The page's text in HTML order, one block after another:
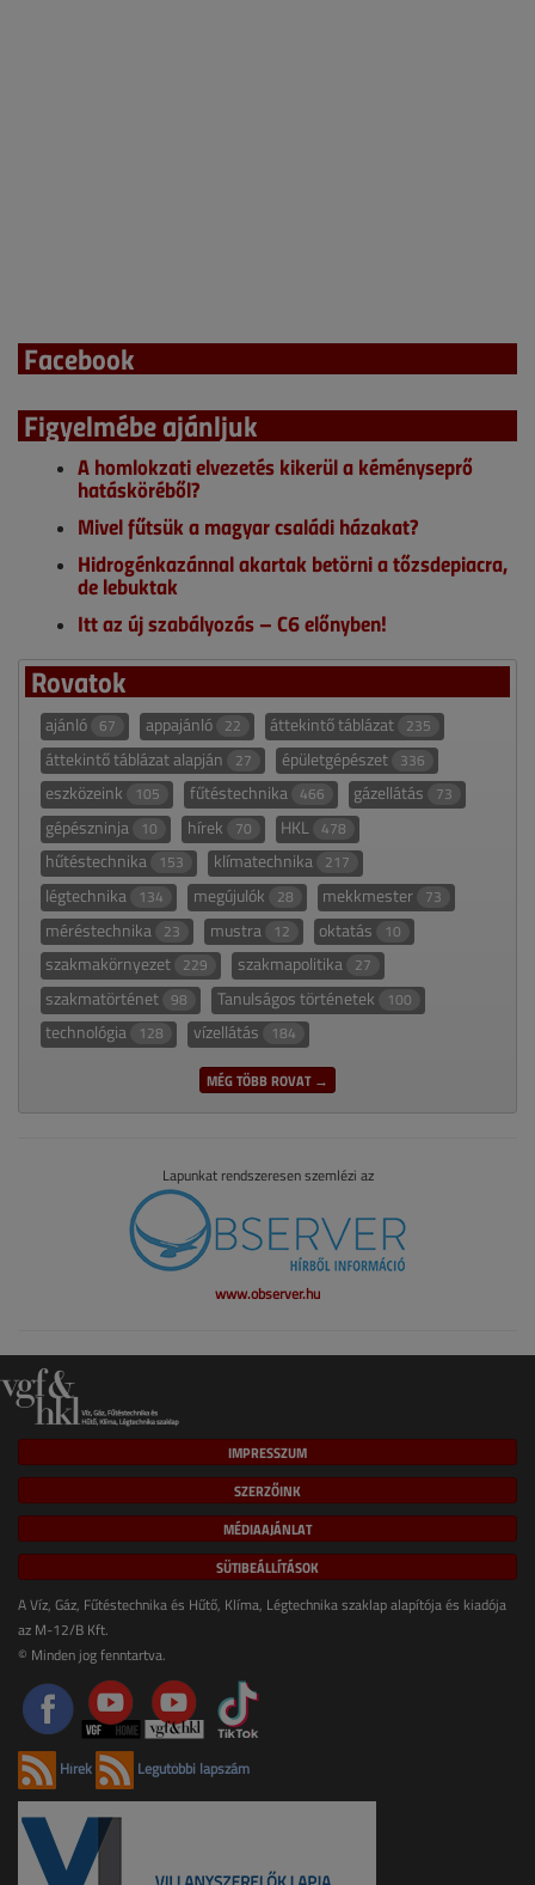
Facebook
Figyelmébe ajánljuk
A homlokzati elvezetés kikerül a kéményseprő
hatásköréből?
Mivel fűtsük a magyar családi házakat?
Hidrogénkazánnal akartak betörni a tőzsdepiacra,
de lebuktak
Itt az új szabályozás – C6 előnyben!
Rovatok
ajánló 67 appajánló 22 áttekintő táblázat 235
áttekintő táblázat alapján 27 épületgépészet 336
eszközeink 105 fűtéstechnika 466 gázellátás 73
gépészninja 10 hírek 70 HKL 478
hűtéstechnika 153 klímatechnika 217
légtechnika 134 megújulók 28 mekkmester 73
méréstechnika 23 mustra 12 oktatás 10
szakmakörnyezet 229 szakmapolitika 27
szakmatörténet 98 Tanulságos történetek 100
technológia 128 vízellátás 184
MÉG TÖBB ROVAT →
Lapunkat rendszeresen szemlézi az
www.observer.hu
IMPRESSZUM
SZERZŐINK
MÉDIAAJÁNLAT
SÜTIBEÁLLÍTÁSOK
A Víz, Gáz, Fűtéstechnika és Hűtő, Klíma, Légtechnika szaklap alapítója és kiadója
az M-12/B Kft.
© Minden jog fenntartva.
Hírek Legutóbbi lapszám